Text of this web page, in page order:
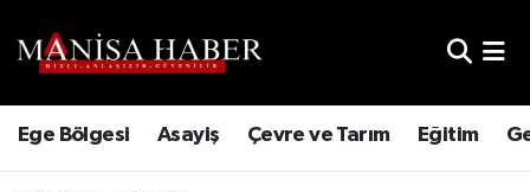
Ege Bölgesi Asayiş Çevre ve Tarım Eğitim
Trafik Durumu